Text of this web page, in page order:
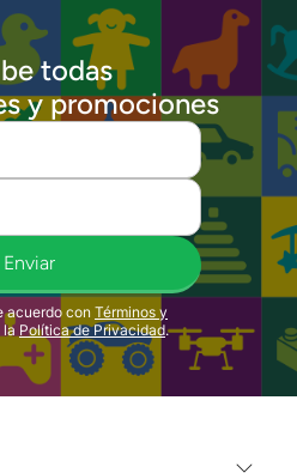
todas
y promociones
Enviar
acuerdo conTérminos y
la Política de Privacidad.